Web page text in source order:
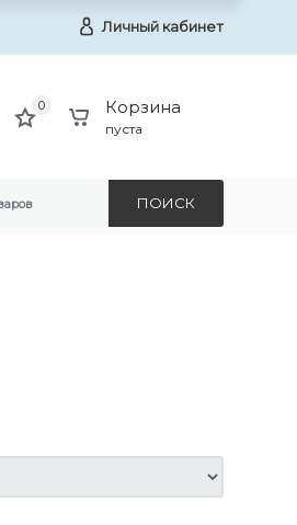
Личный кабинет
0 Корзина
пуста
ПОИСК